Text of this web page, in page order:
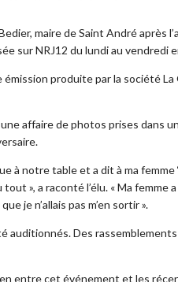
maire de Saint André après
sur NRJ12 du lundi au vendredi
produite par la société La
affaire de photos prises dans
à notre table et a dit à ma femme
», a raconté l’élu. « Ma
je n’allais pas m’en sortir ».
auditionnés. Des
entre cet événement et les